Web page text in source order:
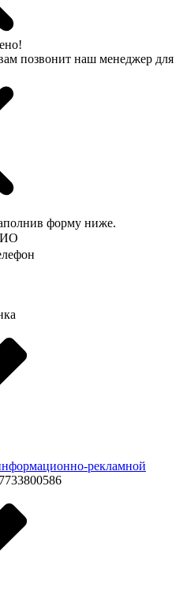
позвонит наш менеджер для
форму ниже.
рекламной